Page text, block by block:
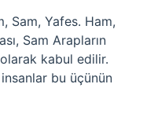
Sam, Yafes. Ham,
Sam Arapların
kabul edilir.
bu üçünün